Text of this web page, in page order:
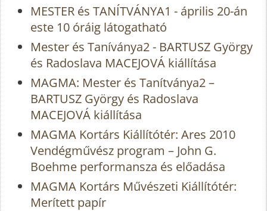
MESTER és TANÍTVÁNYA1 - április 20-án
este 10 óráig látogatható
Mester és Taníványa2 - BARTUSZ György
és Radoslava MACEJOVÁ kiállítása
MAGMA: Mester és Tanítványa2 –
BARTUSZ György és Radoslava
MACEJOVÁ kiállítása
MAGMA Kortárs Kiállítótér: Ares 2010
Vendégművész program – John G.
Boehme performansza és előadása
MAGMA Kortárs Művészeti Kiállítótér:
Merített papír